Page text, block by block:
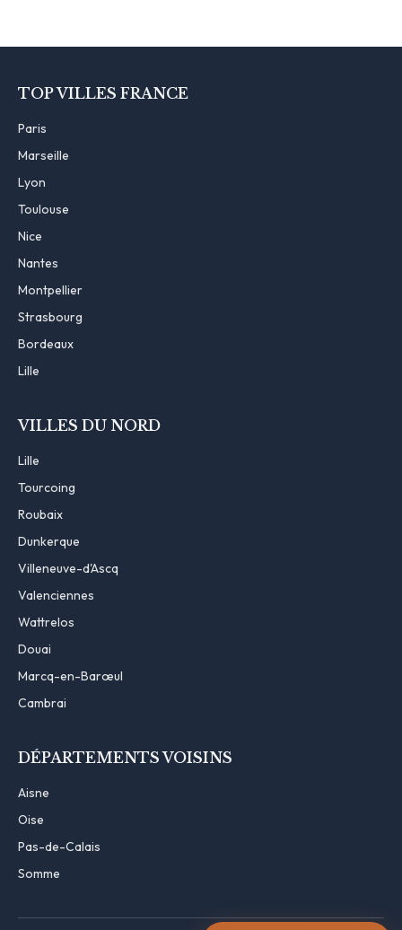
TOP VILLES FRANCE
Paris
Marseille
Lyon
Toulouse
Nice
Nantes
Montpellier
Strasbourg
Bordeaux
Lille
VILLES DU NORD
Lille
Tourcoing
Roubaix
Dunkerque
Villeneuve-d'Ascq
Valenciennes
Wattrelos
Douai
Marcq-en-Barœul
Cambrai
DÉPARTEMENTS VOISINS
Aisne
Oise
Pas-de-Calais
Somme